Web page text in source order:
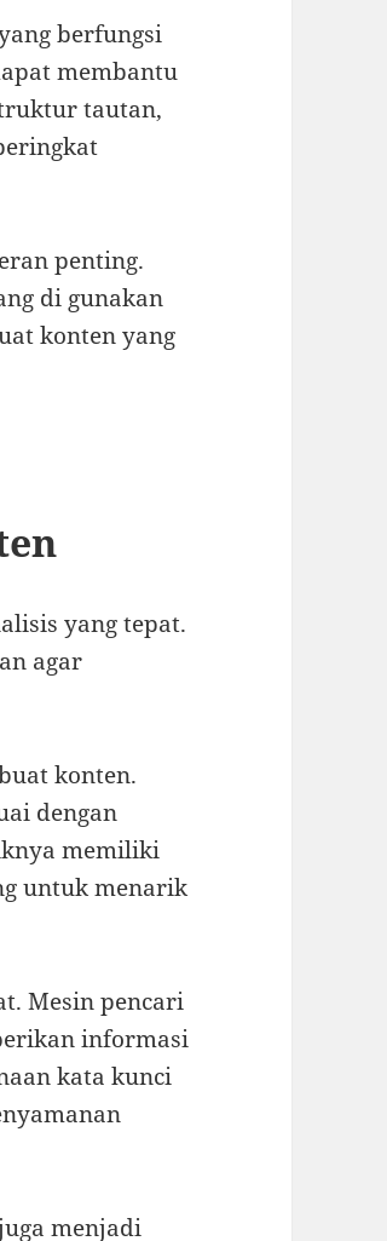
berfungsi
membantu
tautan,
penting.
di gunakan
konten yang
yang tepat.
agar
konten.
dengan
memiliki
untuk menarik
Mesin pencari
informasi
kata kunci
menjadi